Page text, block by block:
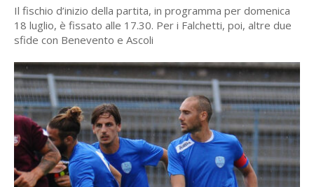
Il fischio d’inizio della partita, in programma per domenica
18 luglio, è fissato alle 17.30. Per i Falchetti, poi, altre due
sfide con Benevento e Ascoli